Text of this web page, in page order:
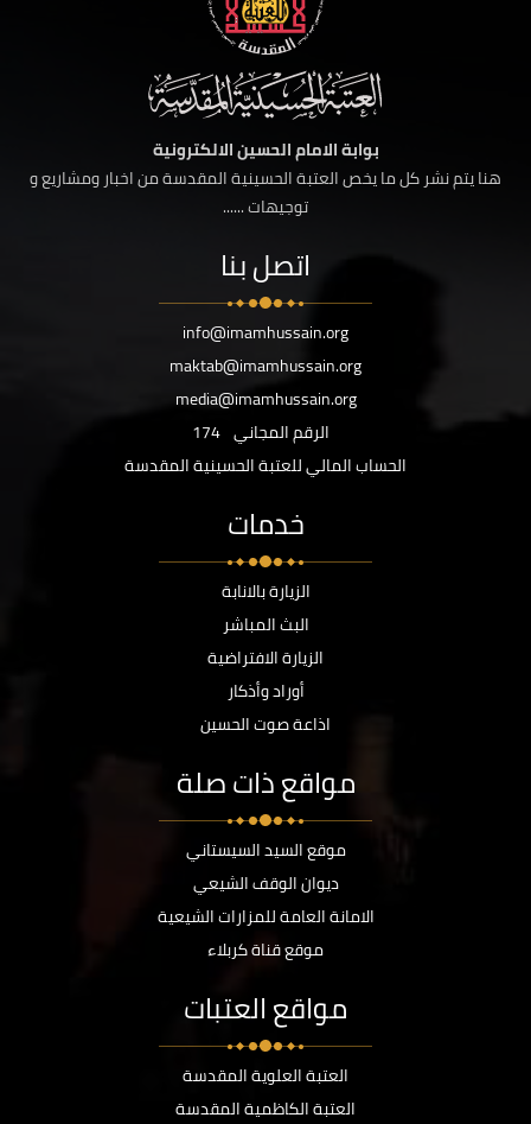
بوابة الامام الحسين الالكترونية
هنا يتم نشر كل ما يخص العتبة الحسينية المقدسة من اخبار ومشاريع و
توجيهات ......
اتصل بنا
info@imamhussain.org
maktab@imamhussain.org
media@imamhussain.org
الرقم المجاني 174
الحساب المالي للعتبة الحسينية المقدسة
خدمات
الزيارة بالانابة
البث المباشر
الزيارة الافتراضية
أوراد وأذكار
اذاعة صوت الحسين
مواقع ذات صلة
موقع السيد السيستاني
ديوان الوقف الشيعي
الامانة العامة للمزارات الشيعية
موقع قناة كربلاء
مواقع العتبات
العتبة العلوية المقدسة
العتبة الكاظمية المقدسة